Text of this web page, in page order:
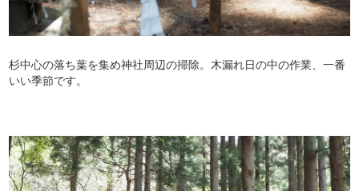
杉中心の落ち葉を集め神社周辺の掃除。木漏れ日の中の作業、一番
いい季節です。